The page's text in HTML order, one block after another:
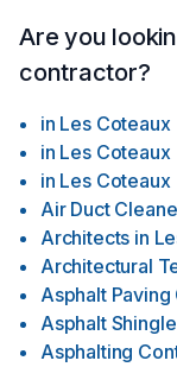
Are you
contractor?
in Les Coteaux
in Les Coteaux
in Les Coteaux
Air Duct
Architects in
Architectural
Asphalt
Asphalt
Asphalting